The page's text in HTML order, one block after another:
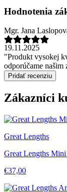
Hodnotenia
Mgr. Jana
19.11.2025
"Produkt vysokej
odporúčame
Pridať recenziu
Zákazníci
Great Lengths
Great Lengths
€37,00